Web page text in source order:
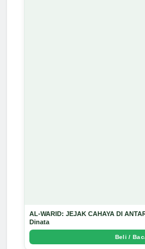
AL-WARID: JEJAK CAHAYA DI
Dinata
Beli /